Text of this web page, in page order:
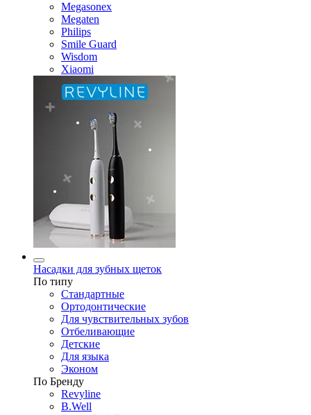
Megasonex
Megaten
Philips
Smile Guard
Wisdom
Xiaomi
Насадки для зубных щеток
По типу
Стандартные
Ортодонтические
Для чувствительных зубов
Отбеливающие
Детские
Для языка
Эконом
По Бренду
Revyline
B.Well